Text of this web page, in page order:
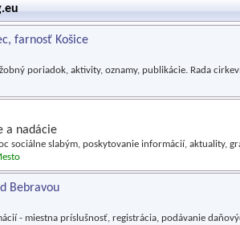
farnosť Košice
poriadok, aktivity, oznamy, publikácie. Rada
a nadácie
sociálne slabým, poskytovanie informácií, aktuality,
Bebravou
- miestna príslušnosť, registrácia, podávanie